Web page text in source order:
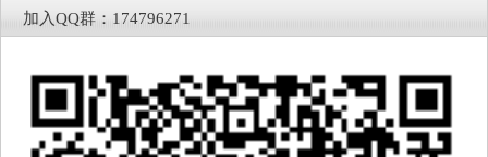
加入QQ群：174796271